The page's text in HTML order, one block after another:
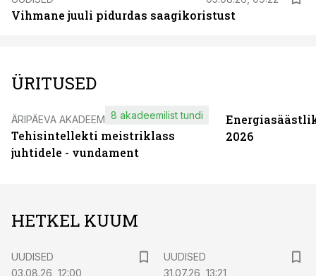
Vihmane juuli pidurdas saagikoristust
ÜRITUSED
ÄRIPÄEVA AKADEEMIA
Tehisintellekti meistriklass
juhtidele - vundament
8 akadeemilist tundi
2026
HETKEL KUUM
UUDISED
03.08.26, 12:00
UUDISED
31.07.26, 13:21